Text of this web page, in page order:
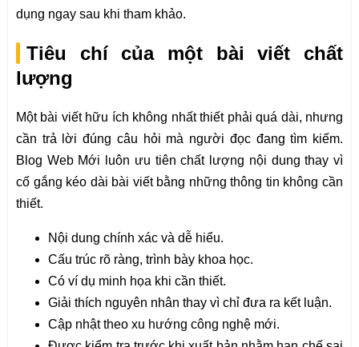
dụng ngay sau khi tham khảo.
Tiêu chí của một bài viết chất
lượng
Một bài viết hữu ích không nhất thiết phải quá dài, nhưng
cần trả lời đúng câu hỏi mà người đọc đang tìm kiếm.
Blog Web Mới luôn ưu tiên chất lượng nội dung thay vì
cố gắng kéo dài bài viết bằng những thông tin không cần
thiết.
Nội dung chính xác và dễ hiểu.
Cấu trúc rõ ràng, trình bày khoa học.
Có ví dụ minh họa khi cần thiết.
Giải thích nguyên nhân thay vì chỉ đưa ra kết luận.
Cập nhật theo xu hướng công nghệ mới.